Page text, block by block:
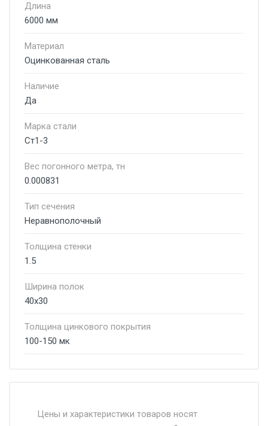
Длина
6000 мм
Материал
Оцинкованная сталь
Наличие
Да
Марка стали
Ст1-3
Вес погонного метра, тн
0.000831
Тип сечения
Неравнополочный
Толщина стенки
1.5
Ширина полок
40х30
Толщина цинкового покрытия
100-150 мк
Москве и Московской области.
Цены и характеристики товаров носят